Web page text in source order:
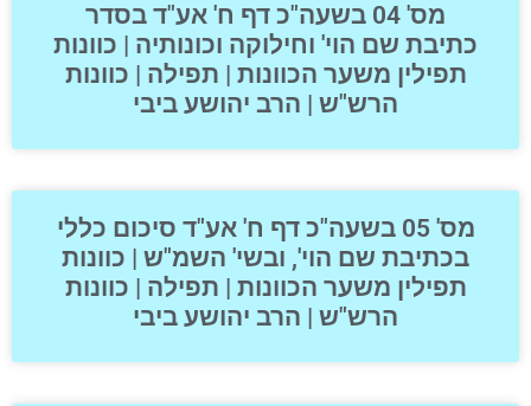
מס' 04 בשעה"כ דף ח' אע"ד בסדר
כתיבת שם הוי' וחילוקה וכונותיה | כוונות
תפילין משער הכוונות | תפילה | כוונות
הרש"ש | הרב יהושע ביבי
מס' 05 בשעה"כ דף ח' אע"ד סיכום כללי
בכתיבת שם הוי', ובשי' השמ"ש | כוונות
תפילין משער הכוונות | תפילה | כוונות
הרש"ש | הרב יהושע ביבי